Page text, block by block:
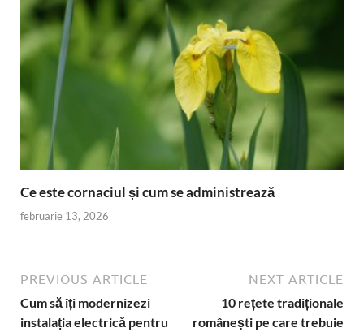
Ce este cornaciul și cum se administrează
februarie 13, 2026
PREVIOUS ARTICLE
Cum să îți modernizezi
instalația electrică pentru
NEXT ARTICLE
10 rețete tradiționale
românești pe care trebuie